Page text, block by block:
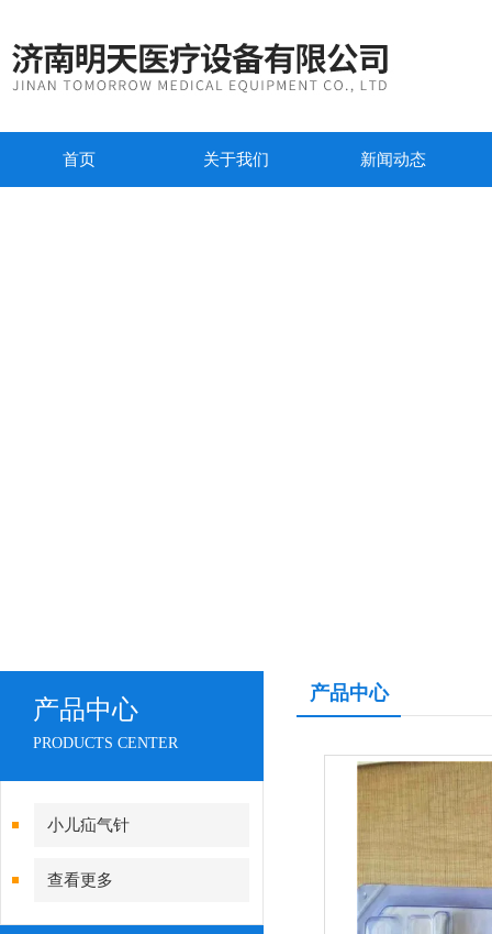
首页 关于我们 新闻动态
产品中心
PRODUCTS CENTER
小儿疝气针
查看更多
产品中心